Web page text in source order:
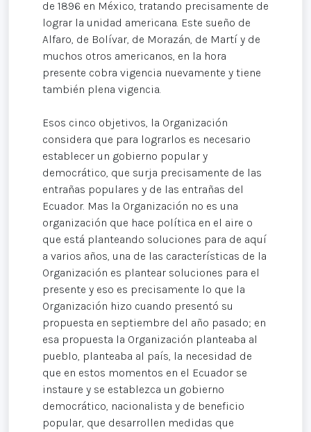
de 1896 en México, tratando precisamente de
lograr la unidad americana. Este sueño de
Alfaro, de Bolívar, de Morazán, de Martí y de
muchos otros americanos, en la hora
presente cobra vigencia nuevamente y tiene
también plena vigencia.
Esos cinco objetivos, la Organización
considera que para lograrlos es necesario
establecer un gobierno popular y
democrático, que surja precisamente de las
entrañas populares y de las entrañas del
Ecuador. Mas la Organización no es una
organización que hace política en el aire o
que está planteando soluciones para de aquí
a varios años, una de las características de la
Organización es plantear soluciones para el
presente y eso es precisamente lo que la
Organización hizo cuando presentó su
propuesta en septiembre del año pasado; en
esa propuesta la Organización planteaba al
pueblo, planteaba al país, la necesidad de
que en estos momentos en el Ecuador se
instaure y se establezca un gobierno
democrático, nacionalista y de beneficio
popular, que desarrollen medidas que